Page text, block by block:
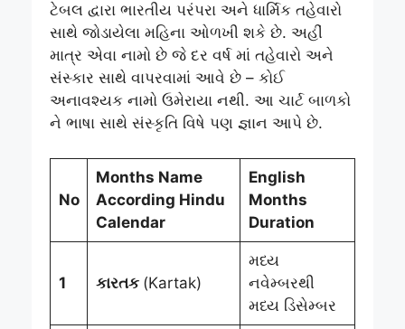
ટેબલ દ્વારા ભારતીય પરંપરા અને ધાર્મિક તહેવારો
સાથે જોડાયેલા મહિના ઓળખી શકે છે. અહીં
માત્ર એવા નામો છે જે દર વર્ષ માં તહેવારો અને
સંસ્કાર સાથે વાપરવામાં આવે છે – કોઈ
અનાવશ્યક નામો ઉમેરાયા નથી. આ ચાર્ટ બાળકો
ને ભાષા સાથે સંસ્કૃતિ વિષે પણ જ્ઞાન આપે છે.
No
Months Name
According Hindu
Calendar
English
Months
Duration
1 કારતક (Kartak)
મધ્ય
નવેમ્બરથી
મધ્ય ડિસેમ્બર